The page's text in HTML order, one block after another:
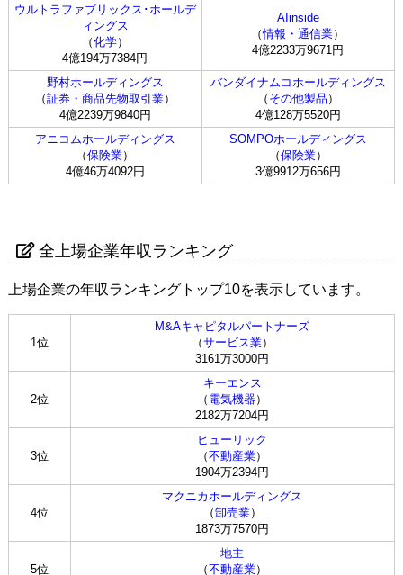
ウルトラファブリックス･ホールデ
ィングス
（化学）
4億194万7384円
AIinside
（情報・通信業）
4億2233万9671円
野村ホールディングス
（証券・商品先物取引業）
4億2239万9840円
バンダイナムコホールディングス
（ その他製品 ）
4億128万5520円
アニコムホールディングス
（保険業）
4億46万4092円
SOMPOホールディングス
（保険業）
3億9912万656円
全上場企業年収ランキング
上場企業の年収ランキングトップ10を表示しています。
1位
M&Aキャピタルパートナーズ
（サービス業）
3161万3000円
2位
キーエンス
（ 電気機器）
2182万7204円
3位
ヒューリック
（不動産業）
1904万2394円
4位
マクニカホールディングス
（卸売業）
1873万7570円
5位
地主
（不動産業）